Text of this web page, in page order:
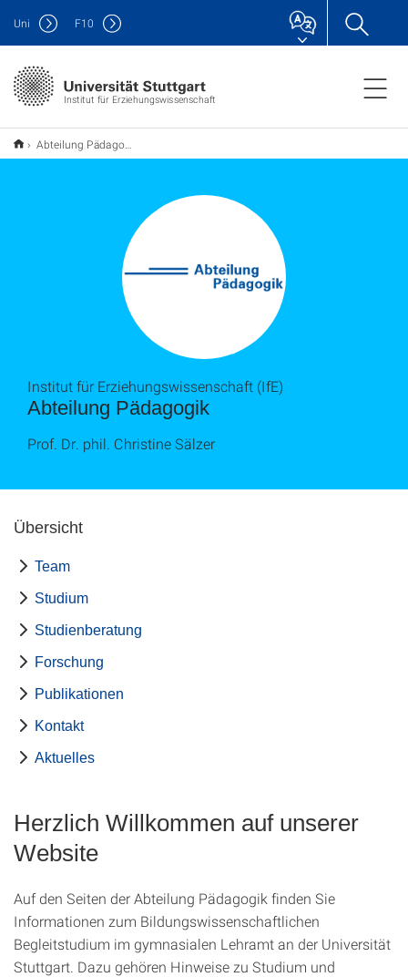
Institut für Erziehungswissenschaft
Uni F10
Abteilung Pädagogik
Abteilung Pädagogik
Institut für Erziehungswissenschaft (IfE)
Prof. Dr. phil. Christine Sälzer
Übersicht
Team
Studium
Studienberatung
Forschung
Publikationen
Kontakt
Aktuelles
Herzlich Willkommen auf unserer
Website
Auf den Seiten der Abteilung Pädagogik finden Sie
Informationen zum Bildungswissenschaftlichen
Begleitstudium im gymnasialen Lehramt an der Universität
Stuttgart. Dazu gehören Hinweise zu Studium und